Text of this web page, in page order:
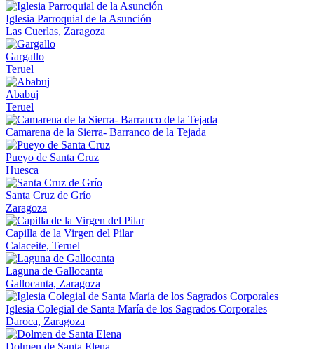
Iglesia Parroquial de la Asunción
Las Cuerlas, Zaragoza
Gargallo
Teruel
Ababuj
Teruel
Camarena de la Sierra- Barranco de la Tejada
Pueyo de Santa Cruz
Huesca
Santa Cruz de Grío
Zaragoza
Capilla de la Virgen del Pilar
Calaceite, Teruel
Laguna de Gallocanta
Gallocanta, Zaragoza
Iglesia Colegial de Santa María de los Sagrados Corporales
Daroca, Zaragoza
Dolmen de Santa Elena